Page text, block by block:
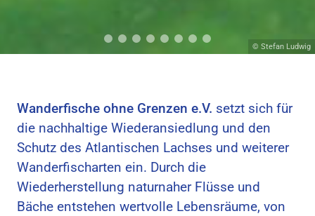
© Stefan Ludwig
© Hans van Klinken
Wanderfische ohne Grenzen e.V. setzt sich für
die nachhaltige Wiederansiedlung und den
Schutz des Atlantischen Lachses und weiterer
Wanderfischarten ein. Durch die
Wiederherstellung naturnaher Flüsse und
Bäche entstehen wertvolle Lebensräume, von